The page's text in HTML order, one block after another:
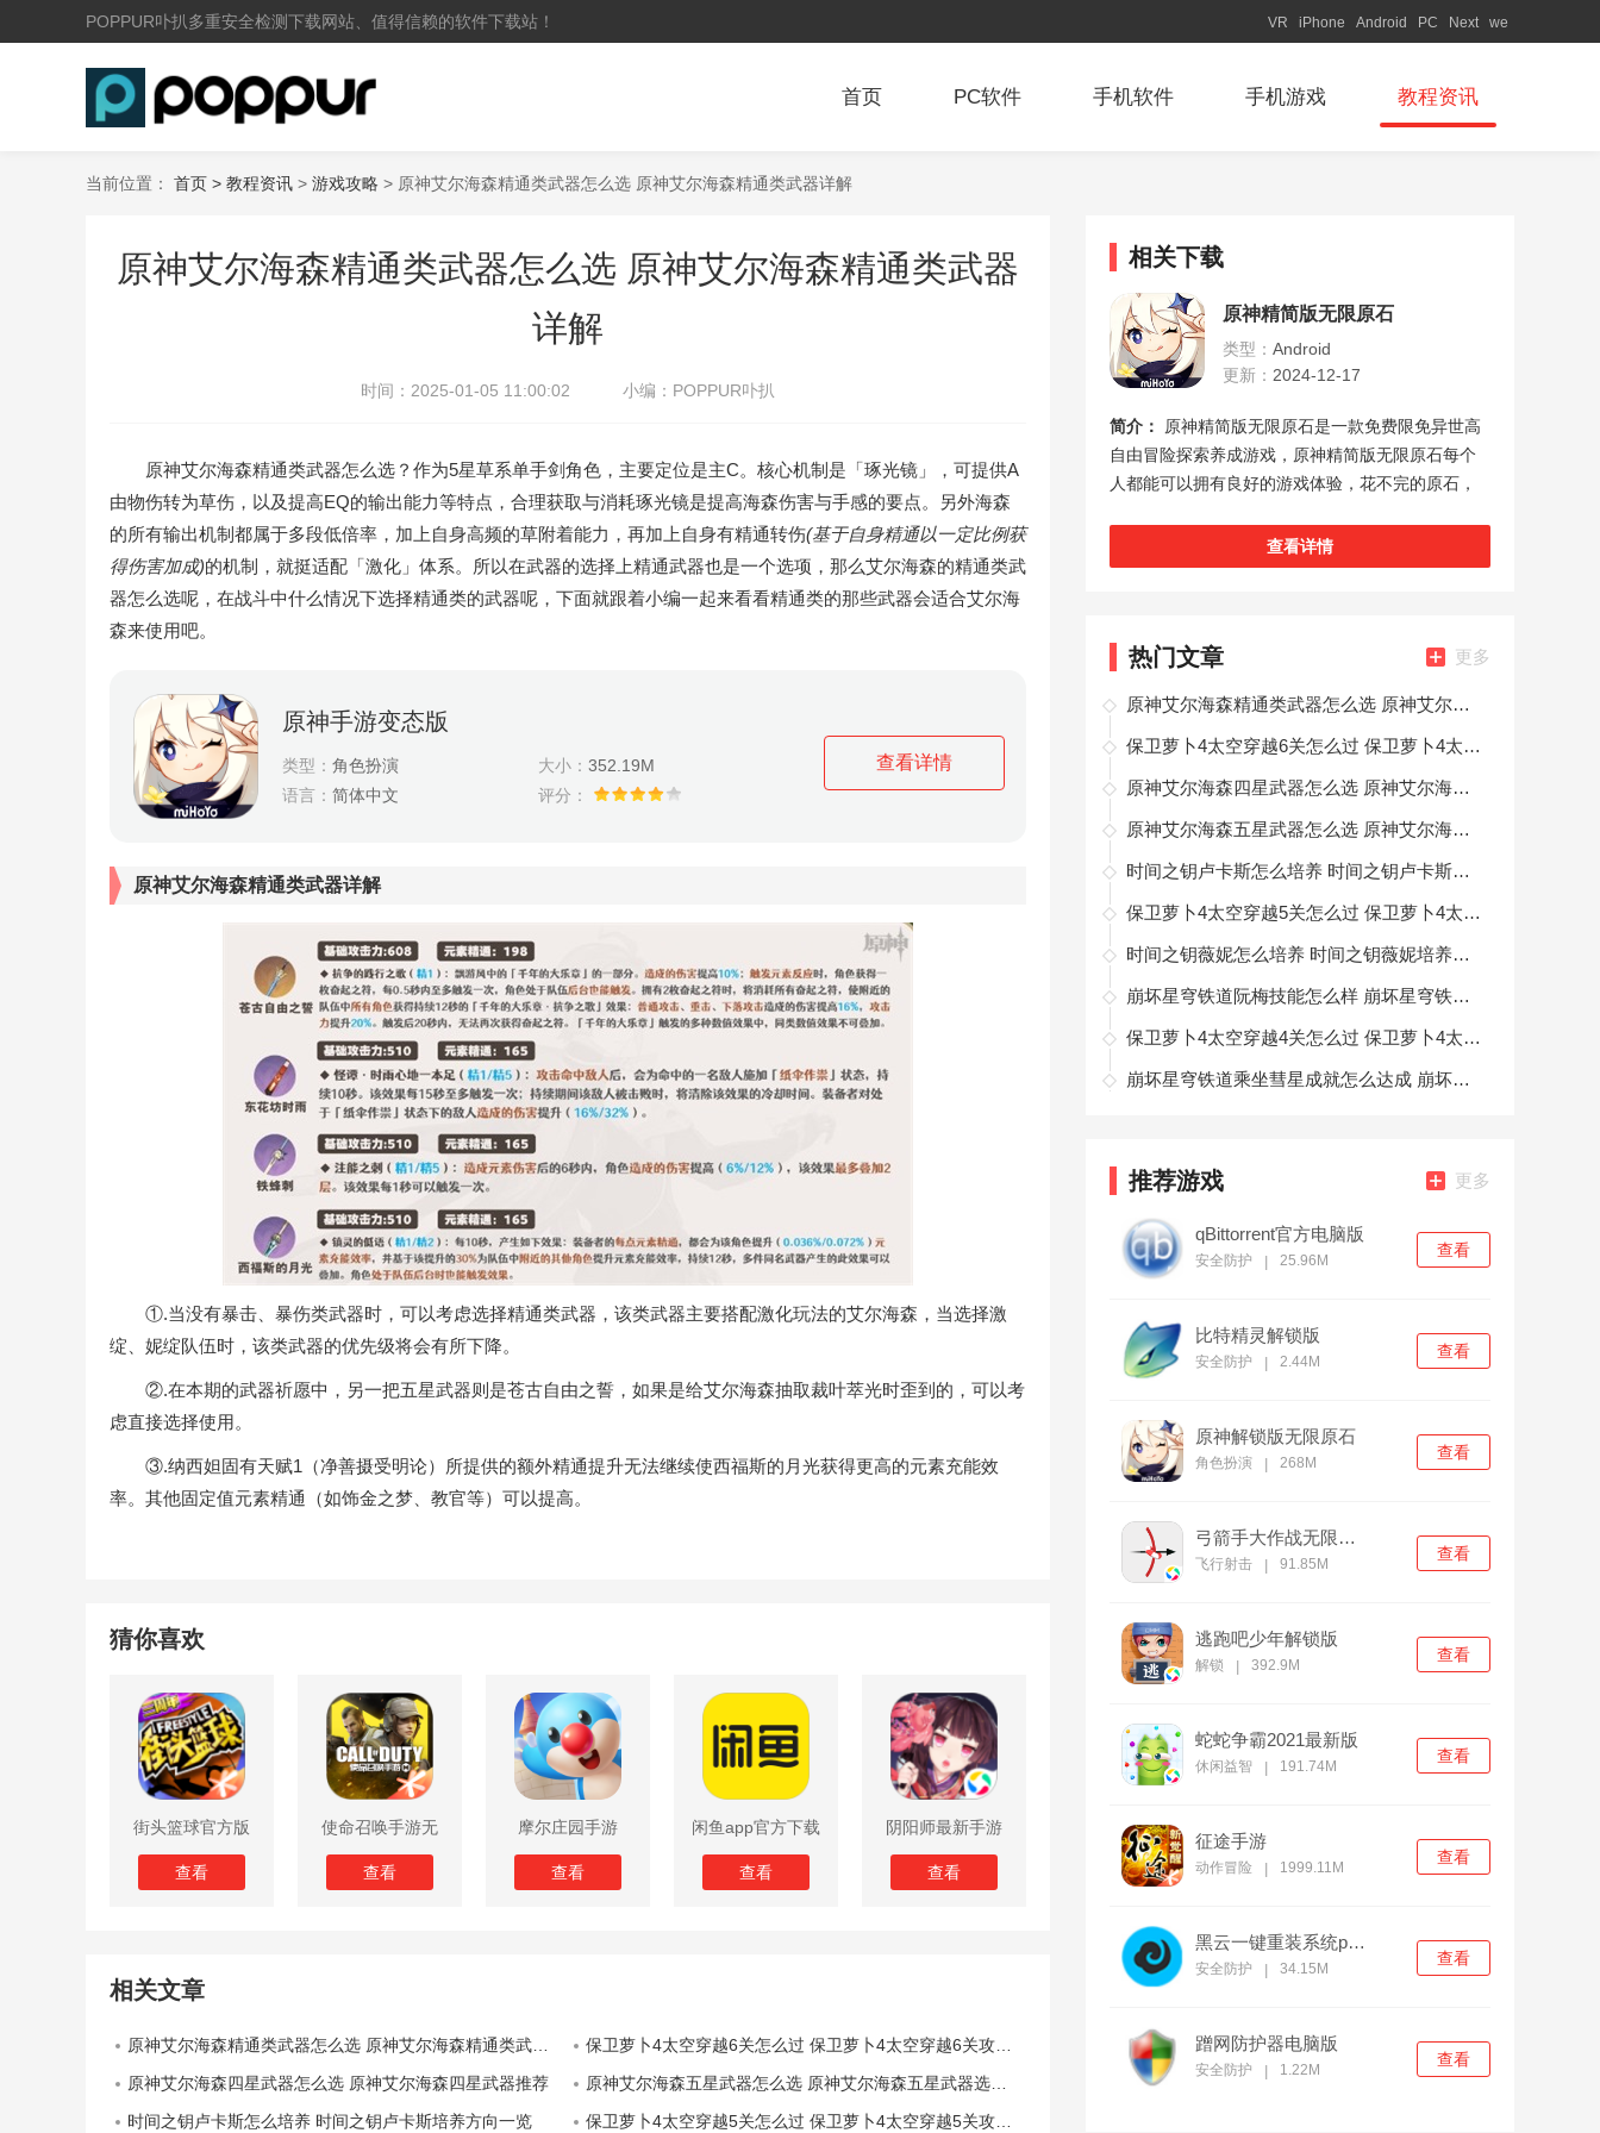
POPPUR卟扒多重安全检测下载网站、值得信赖的软件下载站！ VR iPhone Android PC Next we
首页 PC软件 手机软件 手机游戏 教程资讯
当前位置： 首页 > 教程资讯 > 游戏攻略 > 原神艾尔海森精通类武器怎么选 原神艾尔海森精通类武器详解
原神艾尔海森精通类武器怎么选 原神艾尔海森精通类武器
详解
时间： 2025-01-05 11:00:02 小编： POPPUR卟扒
原神艾尔海森精通类武器怎么选？作为5星草系单手剑角色，主要定位是主C。核心机制是「琢光镜」，可提供A
由物伤转为草伤，以及提高EQ的输出能力等特点，合理获取与消耗琢光镜是提高海森伤害与手感的要点。另外海森
的所有输出机制都属于多段低倍率，加上自身高频的草附着能力，再加上自身有精通转伤(基于自身精通以一定比例获
得伤害加成)的机制，就挺适配「激化」体系。所以在武器的选择上精通武器也是一个选项，那么艾尔海森的精通类武
器怎么选呢，在战斗中什么情况下选择精通类的武器呢，下面就跟着小编一起来看看精通类的那些武器会适合艾尔海
森来使用吧。
原神手游变态版
类型： 角色扮演 大小： 352.19M
语言： 简体中文 评分：
查看详情
原神艾尔海森精通类武器详解
①.当没有暴击、暴伤类武器时，可以考虑选择精通类武器，该类武器主要搭配激化玩法的艾尔海森，当选择激
绽、妮绽队伍时，该类武器的优先级将会有所下降。
②.在本期的武器祈愿中，另一把五星武器则是苍古自由之誓，如果是给艾尔海森抽取裁叶萃光时歪到的，可以考
虑直接选择使用。
③.纳西妲固有天赋1（净善摄受明论）所提供的额外精通提升无法继续使西福斯的月光获得更高的元素充能效
率。其他固定值元素精通（如饰金之梦、教官等）可以提高。
猜你喜欢
街头篮球官方版
查看
使命召唤手游无
限子弹版
查看
摩尔庄园手游
查看
闲鱼app官方下载
查看
阴阳师最新手游
版
查看
相关文章
原神艾尔海森精通类武器怎么选 原神艾尔海森精通类武器详解
保卫萝卜4太空穿越6关怎么过 保卫萝卜4太空穿越6关攻略图解
原神艾尔海森四星武器怎么选 原神艾尔海森四星武器推荐
原神艾尔海森五星武器怎么选 原神艾尔海森五星武器选择推荐
时间之钥卢卡斯怎么培养 时间之钥卢卡斯培养方向一览
保卫萝卜4太空穿越5关怎么过 保卫萝卜4太空穿越5关攻略图解
相关下载
原神精简版无限原石
类型： Android
更新： 2024-12-17
简介：
原神精简版无限原石是一款免费限免异世高
自由冒险探索养成游戏，原神精简版无限原石每个
人都能可以拥有良好的游戏体验，花不完的原石，
查看详情
热门文章 更多
原神艾尔海森精通类武器怎么选 原神艾尔海森精通类武器详解
保卫萝卜4太空穿越6关怎么过 保卫萝卜4太空穿越6关攻略图解
原神艾尔海森四星武器怎么选 原神艾尔海森四星武器推荐
原神艾尔海森五星武器怎么选 原神艾尔海森五星武器选择推荐
时间之钥卢卡斯怎么培养 时间之钥卢卡斯培养方向一览
保卫萝卜4太空穿越5关怎么过 保卫萝卜4太空穿越5关攻略图解
时间之钥薇妮怎么培养 时间之钥薇妮培养方向一览
崩坏星穹铁道阮梅技能怎么样 崩坏星穹铁道阮梅技能介绍攻略
保卫萝卜4太空穿越4关怎么过 保卫萝卜4太空穿越4关攻略图解
崩坏星穹铁道乘坐彗星成就怎么达成 崩坏星穹铁道乘坐彗星成就达成攻略
推荐游戏 更多
qBittorrent官方电脑版
安全防护 25.96M
查看
比特精灵解锁版
安全防护 2.44M
查看
原神解锁版无限原石
角色扮演 268M
查看
弓箭手大作战无限金币版
飞行射击 91.85M
查看
逃跑吧少年解锁版
解锁 392.9M
查看
蛇蛇争霸2021最新版
休闲益智 191.74M
查看
征途手游
动作冒险 1999.11M
查看
黑云一键重装系统pc官方版
安全防护 34.15M
查看
蹭网防护器电脑版
安全防护 1.22M
查看